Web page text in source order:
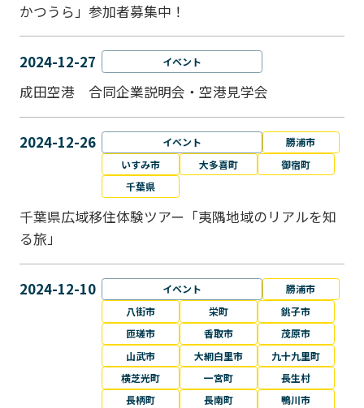
かつうら」参加者募集中！
2024-12-27 イベント
成田空港 合同企業説明会・空港見学会
2024-12-26 イベント
勝浦市
いすみ市
大多喜町
御宿町
千葉県
千葉県広域移住体験ツアー「夷隅地域のリアルを知
る旅」
2024-12-10 イベント
勝浦市
八街市
栄町
銚子市
匝瑳市
香取市
茂原市
山武市
大網白里市
九十九里町
横芝光町
一宮町
長生村
長柄町
長南町
鴨川市